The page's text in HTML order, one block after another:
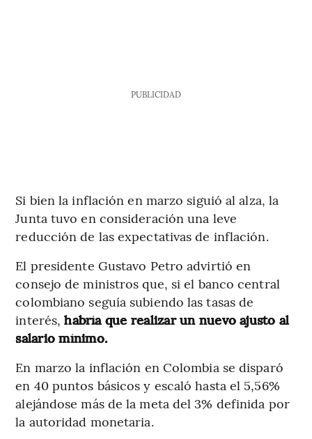
PUBLICIDAD
Si bien la inflación en marzo siguió al alza, la
Junta tuvo en consideración una leve
reducción de las expectativas de inflación.
El presidente Gustavo Petro advirtió en
consejo de ministros que, si el banco central
colombiano seguía subiendo las tasas de
interés,habría que realizar un nuevo ajusto al
salario mínimo.
En marzo la inflación en Colombia se disparó
en 40 puntos básicos y escaló hasta el 5,56%
alejándose más de la meta del 3% definida por
la autoridad monetaria.